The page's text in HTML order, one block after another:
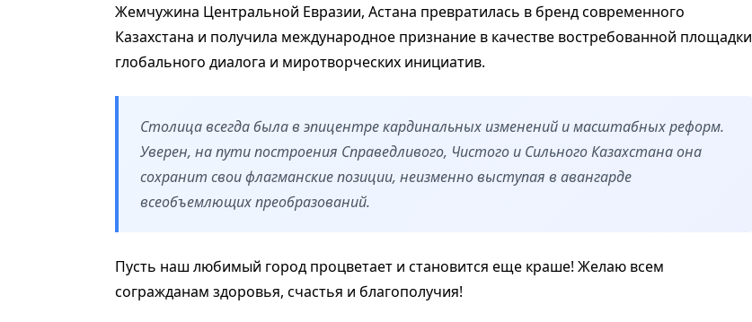
Жемчужина Центральной Евразии, Астана превратилась в бренд современного
Казахстана и получила международное признание в качестве востребованной площадки
глобального диалога и миротворческих инициатив.
Столица всегда была в эпицентре кардинальных изменений и масштабных реформ.
Уверен, на пути построения Справедливого, Чистого и Сильного Казахстана она
сохранит свои флагманские позиции, неизменно выступая в авангарде
всеобъемлющих преобразований.
Пусть наш любимый город процветает и становится еще краше! Желаю всем
согражданам здоровья, счастья и благополучия!